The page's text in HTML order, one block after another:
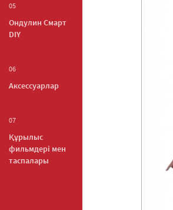
05
Ондулин Смарт
DIY
06
Аксессуарлар
07
Құрылыс
фильмдері мен
таспалары